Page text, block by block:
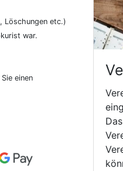
Löschungen etc.)
war.
einen